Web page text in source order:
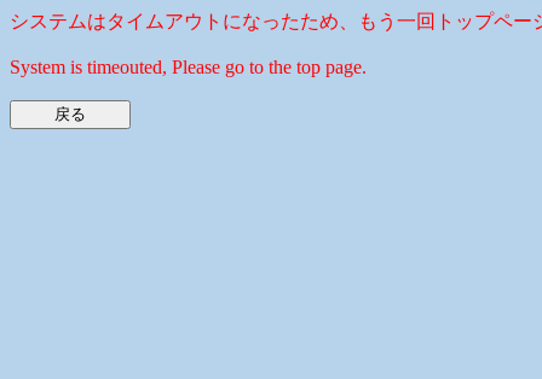
システムはタイムアウトになったため、もう一回トップペー
System is timeouted, Please go to the top page.